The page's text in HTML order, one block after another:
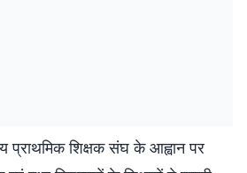
प्राथमिक शिक्षक संघ के आह्वान पर